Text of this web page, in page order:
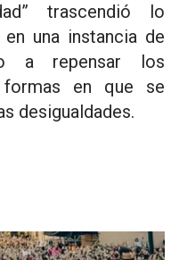
trascendió lo
una instancia de
a repensar los
en que se
desigualdades.